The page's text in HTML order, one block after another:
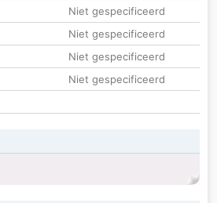
Niet gespecificeerd
Niet gespecificeerd
Niet gespecificeerd
Niet gespecificeerd